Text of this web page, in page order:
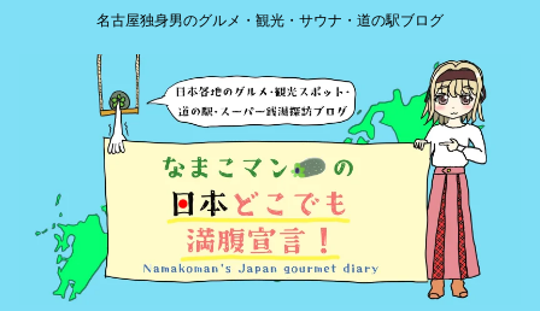
名古屋独身男のグルメ・観光・サウナ・道の駅ブログ